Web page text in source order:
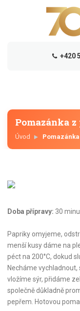
+420
Pomazánka
Úvod
Doba přípravy: 30
Papriky omyjeme,
menší kusy dáme na
péct na 200°C, dokud
Necháme
vložíme sýr, přidáme
společně důkladně
pepřem. Hotovou